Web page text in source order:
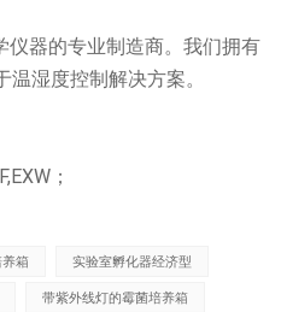
仪器的专业制造商。我们拥有
湿度控制解决方案。
；
箱 实验室孵化器经济型
带紫外线灯的霉菌培养箱